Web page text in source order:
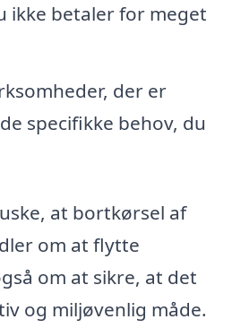
ikke betaler for meget
der er
specifikke behov, du
at bortkørsel af
om at flytte
om at sikre, at det
og miljøvenlig måde.